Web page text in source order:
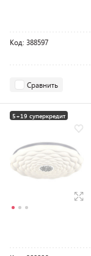
Код: 388597
Сравнить
5+19 суперкредит